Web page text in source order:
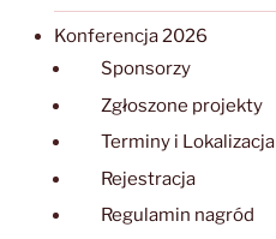
Konferencja 2026
Sponsorzy
Zgłoszone projekty
Terminy i Lokalizacja
Rejestracja
Regulamin nagród